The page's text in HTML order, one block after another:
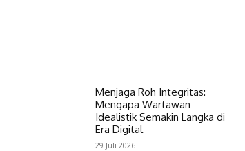
Menjaga Roh Integritas:
Mengapa Wartawan
Idealistik Semakin Langka di
Era Digital
29 Juli 2026